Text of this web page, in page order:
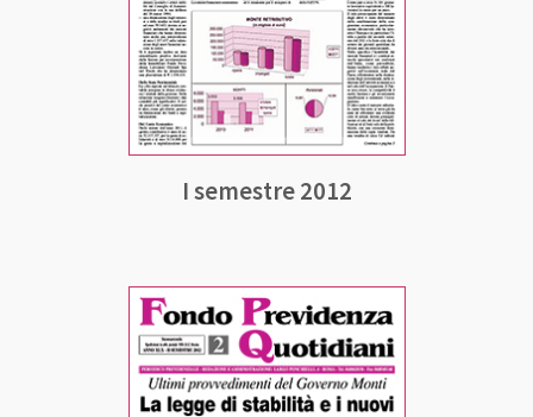
I semestre 2012